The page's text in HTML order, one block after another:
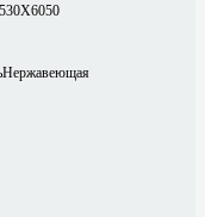
Нержавеющая